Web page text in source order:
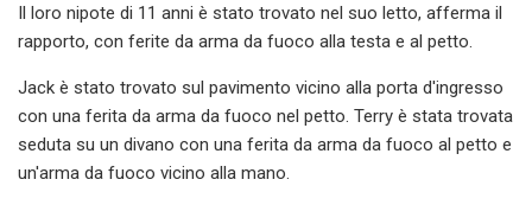
Il loro nipote di 11 anni è stato trovato nel suo letto, afferma il
rapporto, con ferite da arma da fuoco alla testa e al petto.
Jack è stato trovato sul pavimento vicino alla porta d'ingresso
con una ferita da arma da fuoco nel petto. Terry è stata trovata
seduta su un divano con una ferita da arma da fuoco al petto e
un'arma da fuoco vicino alla mano.